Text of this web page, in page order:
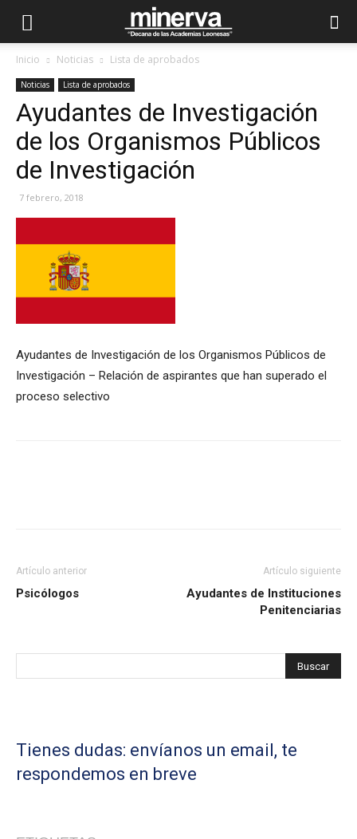
Inicio Noticias Lista de aprobados
Noticias Lista de aprobados
Ayudantes de Investigación
de los Organismos Públicos
de Investigación
7 febrero, 2018
Ayudantes de Investigación de los Organismos Públicos de
Investigación – Relación de aspirantes que han superado el
proceso selectivo
Artículo anterior
Psicólogos
Artículo siguiente
Ayudantes de Instituciones
Penitenciarias
Tienes dudas: envíanos un email, te
respondemos en breve